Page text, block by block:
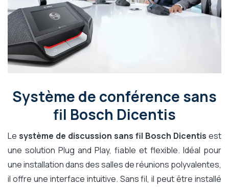
Système de conférence sans
fil Bosch Dicentis
Le système de discussion sans fil Bosch Dicentis est
une solution Plug and Play, fiable et flexible. Idéal pour
une installation dans des salles de réunions polyvalentes,
il offre une interface intuitive. Sans fil, il peut être installé